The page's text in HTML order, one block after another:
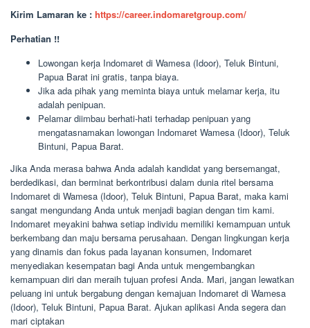
Kirim Lamaran ke : https://career.indomaretgroup.com/
Perhatian !!
Lowongan kerja Indomaret di Wamesa (Idoor), Teluk Bintuni,
Papua Barat ini gratis, tanpa biaya.
Jika ada pihak yang meminta biaya untuk melamar kerja, itu
adalah penipuan.
Pelamar diimbau berhati-hati terhadap penipuan yang
mengatasnamakan lowongan Indomaret Wamesa (Idoor), Teluk
Bintuni, Papua Barat.
Jika Anda merasa bahwa Anda adalah kandidat yang bersemangat,
berdedikasi, dan berminat berkontribusi dalam dunia ritel bersama
Indomaret di Wamesa (Idoor), Teluk Bintuni, Papua Barat, maka kami
sangat mengundang Anda untuk menjadi bagian dengan tim kami.
Indomaret meyakini bahwa setiap individu memiliki kemampuan untuk
berkembang dan maju bersama perusahaan. Dengan lingkungan kerja
yang dinamis dan fokus pada layanan konsumen, Indomaret
menyediakan kesempatan bagi Anda untuk mengembangkan
kemampuan diri dan meraih tujuan profesi Anda. Mari, jangan lewatkan
peluang ini untuk bergabung dengan kemajuan Indomaret di Wamesa
(Idoor), Teluk Bintuni, Papua Barat. Ajukan aplikasi Anda segera dan
mari ciptakan